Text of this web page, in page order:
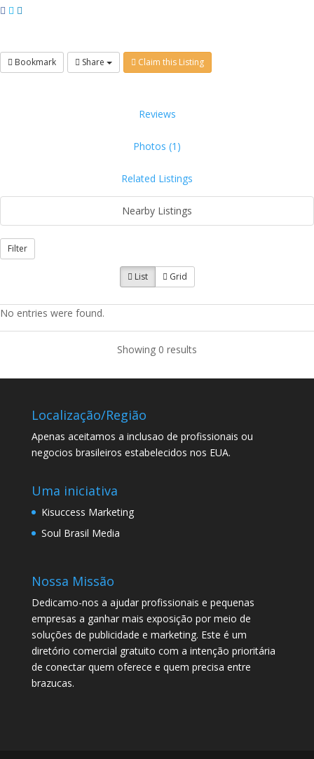
Bookmark Share Claim this Listing
Reviews
Photos (1)
Related Listings
Nearby Listings
Filter
List Grid
No entries were found.
Showing 0 results
Localização/Região
Apenas aceitamos a inclusao de profissionais ou
negocios brasileiros estabelecidos nos EUA.
Uma iniciativa
Kisuccess Marketing
Soul Brasil Media
Nossa Missão
Dedicamo-nos a ajudar profissionais e pequenas
empresas a ganhar mais exposição por meio de
soluções de publicidade e marketing. Este é um
diretório comercial gratuito com a intenção prioritária
de conectar quem oferece e quem precisa entre
brazucas.